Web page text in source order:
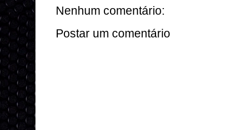
Nenhum comentário:
Postar um comentário